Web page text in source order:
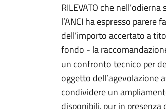
RILEVATO che
l’ANCI ha espresso
dell’importo accertato a
fondo - la
un confronto tecnico per
oggetto dell’agevolazione
condividere un
disponibili, pur in